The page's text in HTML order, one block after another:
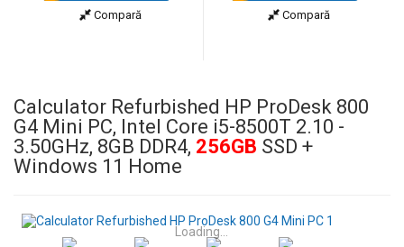
Compară Compară
Calculator Refurbished HP ProDesk 800
G4 Mini PC, Intel Core i5-8500T 2.10 -
3.50GHz, 8GB DDR4, 256GB SSD +
Windows 11 Home
Loading...